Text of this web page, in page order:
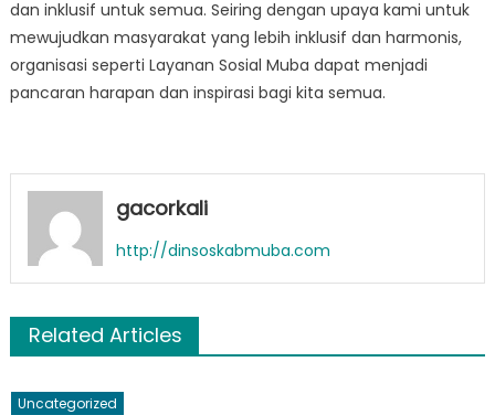
dan inklusif untuk semua. Seiring dengan upaya kami untuk
mewujudkan masyarakat yang lebih inklusif dan harmonis,
organisasi seperti Layanan Sosial Muba dapat menjadi
pancaran harapan dan inspirasi bagi kita semua.
gacorkali
http://dinsoskabmuba.com
Related Articles
Uncategorized